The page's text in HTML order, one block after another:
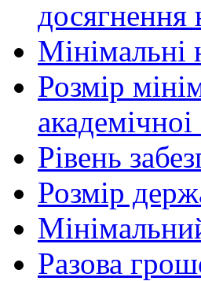
досягнення
Мінімальні
Розмір
академічноі
Рівень
Розмір
Разова